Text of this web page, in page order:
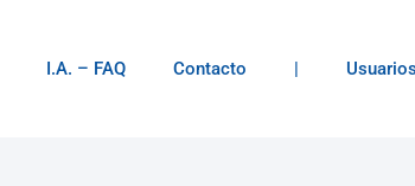
I.A. – FAQ Contacto | Usuarios